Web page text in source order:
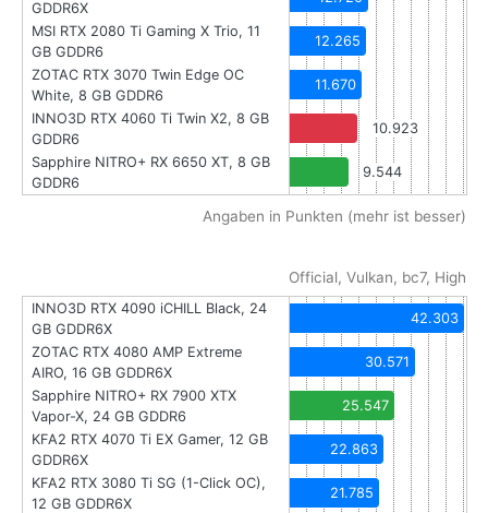
GDDR6X
MSI RTX 2080 Ti Gaming X Trio, 11
GB GDDR6
12.265
ZOTAC RTX 3070 Twin Edge OC
White, 8 GB GDDR6
11.670
INNO3D RTX 4060 Ti Twin X2, 8 GB
GDDR6
10.923
Sapphire NITRO+ RX 6650 XT, 8 GB
GDDR6
9.544
Angaben in Punkten (mehr ist besser)
Official, Vulkan, bc7, High
INNO3D RTX 4090 iCHILL Black, 24
GB GDDR6X
42.303
ZOTAC RTX 4080 AMP Extreme
AIRO, 16 GB GDDR6X
30.571
Sapphire NITRO+ RX 7900 XTX
Vapor-X, 24 GB GDDR6
25.547
KFA2 RTX 4070 Ti EX Gamer, 12 GB
GDDR6X
22.863
KFA2 RTX 3080 Ti SG (1-Click OC),
12 GB GDDR6X
21.785